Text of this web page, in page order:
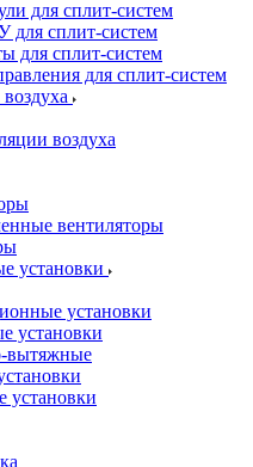
для сплит-систем
для сплит-систем
для сплит-систем
для сплит-систем
воздуха
вентиляторы
установки
установки
установки
вытяжные